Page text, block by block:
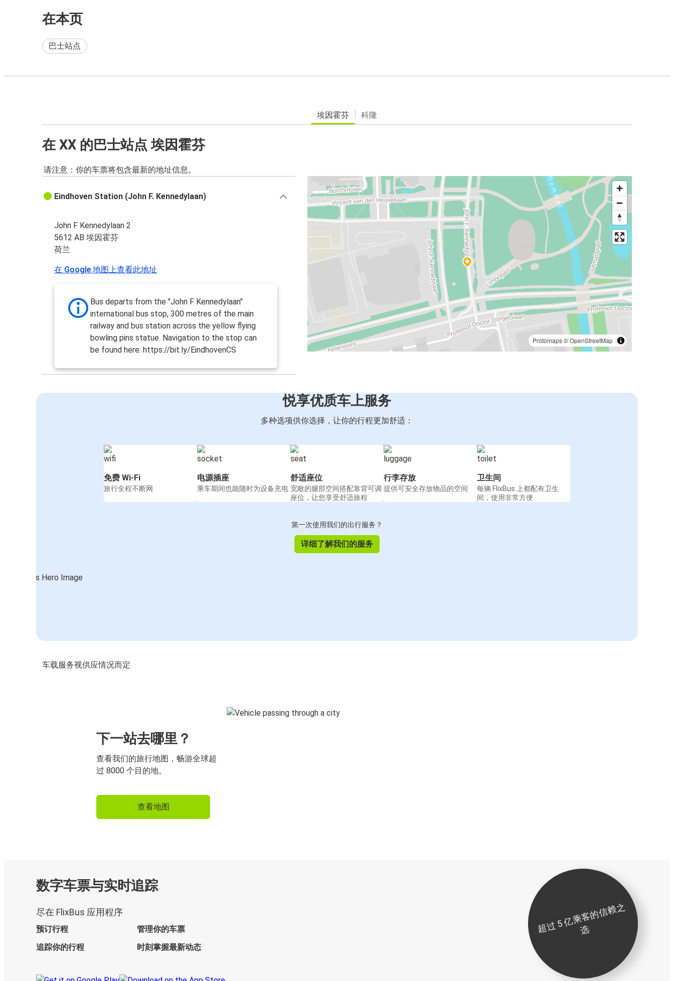
在本页
巴士站点
埃因霍芬 科隆
在 XX 的巴士站点 埃因霍芬
请注意：你的车票将包含最新的地址信息。
Protomaps©OpenStreetMap
Eindhoven Station (John F. Kennedylaan)
John F Kennedylaan 2
5612 AB 埃因霍芬
荷兰
在 Google 地图上查看此地址
Bus departs from the "John F Kennedylaan"
international bus stop, 300 metres of the main
railway and bus station across the yellow flying
bowling pins statue. Navigation to the stop can
be found here: https://bit.ly/EindhovenCS
悦享优质车上服务
多种选项供你选择，让你的行程更加舒适：
免费 Wi-Fi
旅行全程不断网
电源插座
乘车期间也能随时为设备充电
舒适座位
宽敞的腿部空间搭配靠背可调
座位，让您享受舒适旅程
行李存放
提供可安全存放物品的空间
卫生间
每辆 FlixBus 上都配有卫生
间，使用非常方便
第一次使用我们的出行服务？
详细了解我们的服务
车载服务视供应情况而定
下一站去哪里？
查看我们的旅行地图，畅游全球超
过 8000 个目的地。
查看地图
数字车票与实时追踪
尽在 FlixBus 应用程序
预订行程
管理你的车票
追踪你的行程
时刻掌握最新动态
超
过
5
亿
乘
客
的
信
赖
之
选